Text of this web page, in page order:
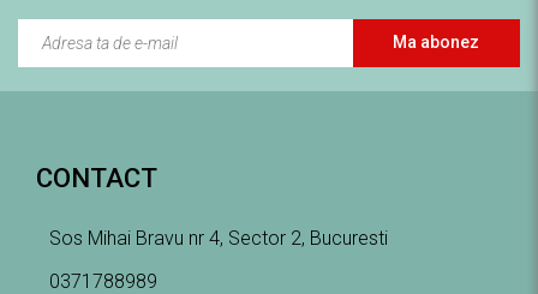
Ma abonez
CONTACT
Sos Mihai Bravu nr 4, Sector 2, Bucuresti
0371788989